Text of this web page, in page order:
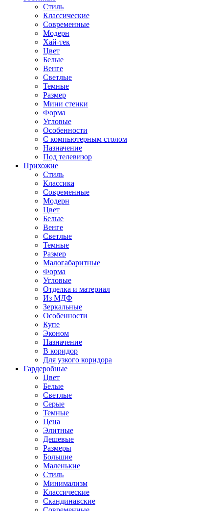
Стиль
Классические
Современные
Модерн
Хай-тек
Цвет
Белые
Венге
Светлые
Темные
Размер
Мини стенки
Форма
Угловые
Особенности
С компьютерным столом
Назначение
Под телевизор
Прихожие
Стиль
Классика
Современные
Модерн
Цвет
Белые
Венге
Светлые
Темные
Размер
Малогабаритные
Форма
Угловые
Отделка и материал
Из МДФ
Зеркальные
Особенности
Купе
Эконом
Назначение
В коридор
Для узкого коридора
Гардеробные
Цвет
Белые
Светлые
Серые
Темные
Цена
Элитные
Дешевые
Размеры
Большие
Маленькие
Стиль
Минимализм
Классические
Скандинавские